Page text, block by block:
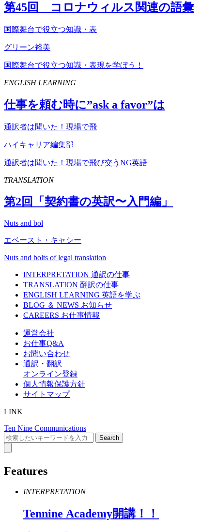
第45回 コロナウィルス関連の語彙
国際舞台で役立つ知識・表
グリーン裕美
国際舞台で役立つ知識・表現を学ぼう！
ENGLISH LEARNING
仕事を頼む時に”ask a favor”は
通訳者は聞いた！現場で飛
ハイキャリア編集部
通訳者は聞いた！現場で飛び交うNG英語
TRANSLATION
第2回「契約書の英訳〜入門編」
Nuts and bol
エベースト・キャシー
Nuts and bolts of legal translation
INTERPRETATION 通訳の仕事
TRANSLATION 翻訳の仕事
ENGLISH LEARNING 英語を学ぶ
BLOG ＆ NEWS お知らせ
CAREERS お仕事情報
運営会社
お仕事Q&A
お問い合わせ
通訳・翻訳
オンライン登録
個人情報保護方針
サイトマップ
LINK
Ten Nine Communications
Features
INTERPRETATION
Tennine Academy開講！！